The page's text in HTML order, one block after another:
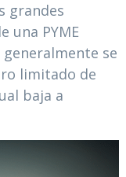
grandes
una PYME
se
limitado de
baja a